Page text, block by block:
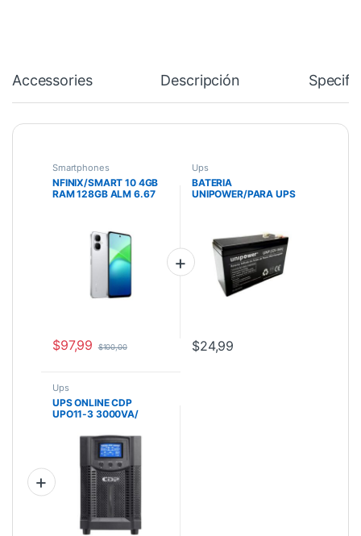
Accessories Descripción
Smartphones
NFINIX/SMART 10 4GB
RAM 128GB ALM 6.67
$97,99 $100,00
Ups
BATERIA
UNIPOWER/PARA UPS
$24,99
Ups
UPS ONLINE CDP
UPO11-3 3000VA/
MONOFASICO/